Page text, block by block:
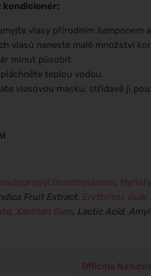
kondicionér:
vlasy přírodním šamponem
vlasů naneste malé množství
minut působit.
teplou vodou.
vlasovou masku, střídavě ji
Dimethylamine,
Fruit Extract, Erythritol,
, Xanthan Gum, Lactic Acid, Amyl
Officina